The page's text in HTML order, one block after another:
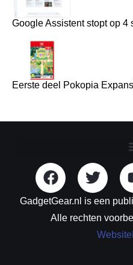
Google Assistent stopt op 4
Eerste deel Pokopia
GadgetGear.nl is een
Alle rechten